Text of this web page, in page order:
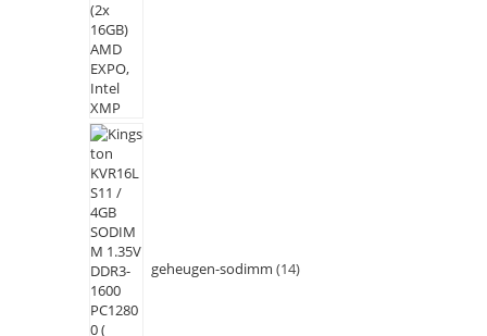
geheugen-sodimm 14